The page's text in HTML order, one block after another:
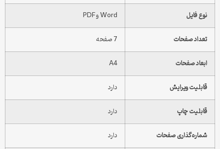
فایل Word و PDF
صفحات
صفحات
ویرایش
چاپ
صفحات